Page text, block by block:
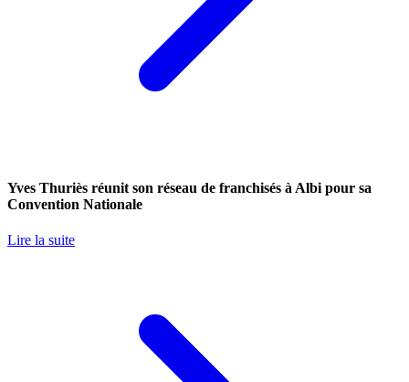
Yves Thuriès réunit son réseau de franchisés à Albi pour sa
Convention Nationale
Lire la suite